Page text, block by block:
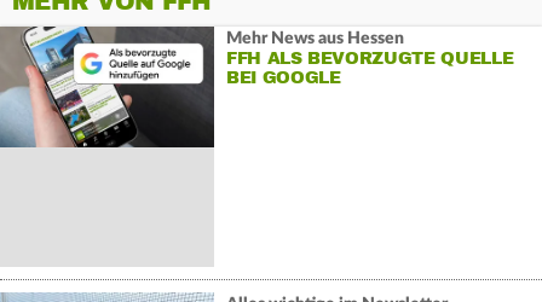
Mehr News aus Hessen
FFH ALS BEVORZUGTE QUELLE
BEI GOOGLE